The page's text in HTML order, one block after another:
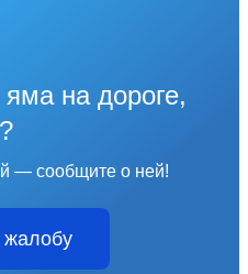
на дороге,
— сообщите о ней!
жалобу